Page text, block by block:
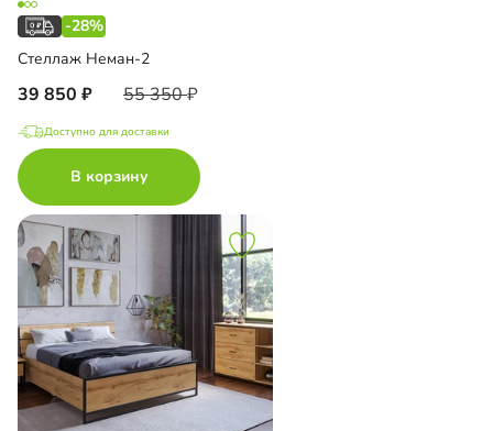
-28%
Стеллаж Неман-2
39 850 55 350
Доступно для доставки
В корзину